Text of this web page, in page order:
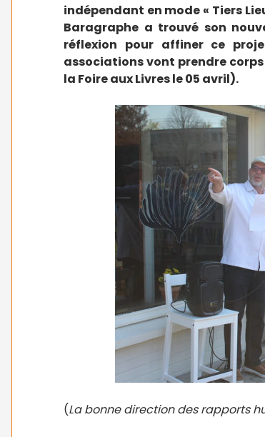
indépendant en mode « Tiers
Baragraphe a trouvé son
réflexion pour affiner ce
associations vont prendre
la Foire aux Livres le 05 avril).
(La bonne direction des rapports